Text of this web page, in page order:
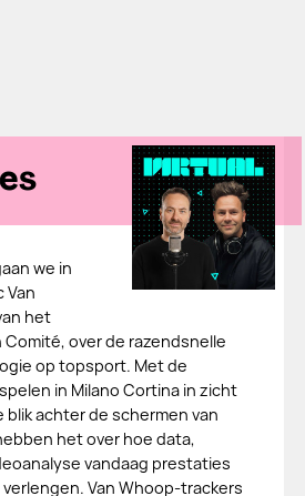
we in
Van
het
Comité, over de razendsnelle
op topsport. Met de
in Milano Cortina in zicht
achter de schermen van
het over hoe data,
vandaag prestaties
Van Whoop-trackers